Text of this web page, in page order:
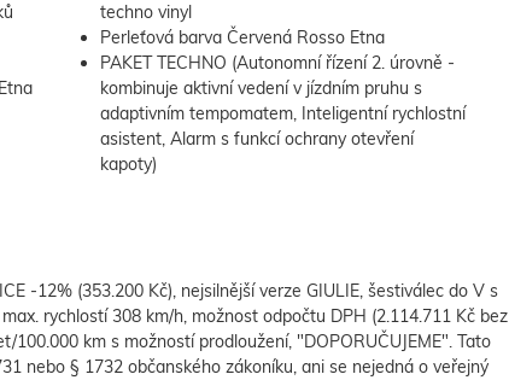
techno vinyl
Perleťová barva Červená Rosso Etna
PAKET TECHNO (Autonomní řízení 2. úrovně -
kombinuje aktivní vedení v jízdním pruhu s
adaptivním tempomatem, Inteligentní rychlostní
asistent, Alarm s funkcí ochrany otevření
kapoty)
-12% (353.200 Kč), nejsilnější verze GIULIE, šestiválec do V s
rychlostí 308 km/h, možnost odpočtu DPH (2.114.711 Kč bez
100.000 km s možností prodloužení, "DOPORUČUJEME". Tato
nebo § 1732 občanského zákoníku, ani se nejedná o veřejný